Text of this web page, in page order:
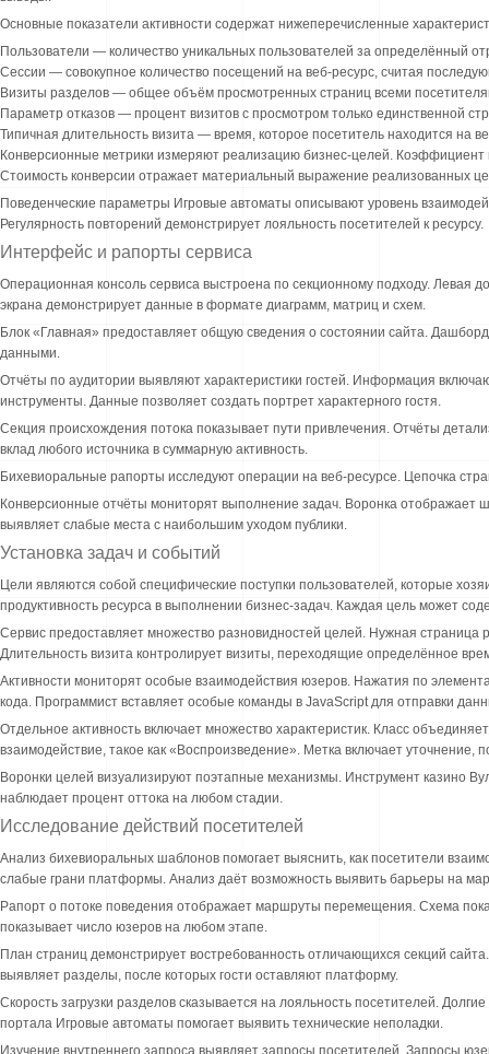
Основные показатели активности содержат нижеперечисленные
Пользователи — количество уникальных пользователей за определённый
Сессии — совокупное количество посещений на веб-ресурс, считая
Визиты разделов — общее объём просмотренных страниц всеми
Параметр отказов — процент визитов с просмотром только единственной
Типичная длительность визита — время, которое посетитель находится на
Конверсионные метрики измеряют реализацию бизнес-целей.
Стоимость конверсии отражает материальный выражение реализованных
Поведенческие параметры Игровые автоматы описывают уровень
Регулярность повторений демонстрирует лояльность посетителей к ресурсу.
Интерфейс и рапорты сервиса
Операционная консоль сервиса выстроена по секционному подходу. Левая
экрана демонстрирует данные в формате диаграмм, матриц и схем.
Блок «Главная» предоставляет общую сведения о состоянии сайта.
данными.
Отчёты по аудитории выявляют характеристики гостей. Информация
инструменты. Данные позволяет создать портрет характерного гостя.
Секция происхождения потока показывает пути привлечения. Отчёты
вклад любого источника в суммарную активность.
Бихевиоральные рапорты исследуют операции на веб-ресурсе. Цепочка
Конверсионные отчёты мониторят выполнение задач. Воронка отображает
выявляет слабые места с наибольшим уходом публики.
Установка задач и событий
Цели являются собой специфические поступки пользователей, которые
продуктивность ресурса в выполнении бизнес-задач. Каждая цель может
Сервис предоставляет множество разновидностей целей. Нужная страница
Длительность визита контролирует визиты, переходящие определённое
Активности мониторят особые взаимодействия юзеров. Нажатия по
кода. Программист вставляет особые команды в JavaScript для отправки
Отдельное активность включает множество характеристик. Класс
взаимодействие, такое как «Воспроизведение». Метка включает уточнение,
Воронки целей визуализируют поэтапные механизмы. Инструмент казино
наблюдает процент оттока на любом стадии.
Исследование действий посетителей
Анализ бихевиоральных шаблонов помогает выяснить, как посетители
слабые грани платформы. Анализ даёт возможность выявить барьеры на
Рапорт о потоке поведения отображает маршруты перемещения. Схема
показывает число юзеров на любом этапе.
План страниц демонстрирует востребованность отличающихся секций
выявляет разделы, после которых гости оставляют платформу.
Скорость загрузки разделов сказывается на лояльность посетителей.
портала Игровые автоматы помогает выявить технические неполадки.
Изучение внутреннего запроса выявляет запросы посетителей. Запросы